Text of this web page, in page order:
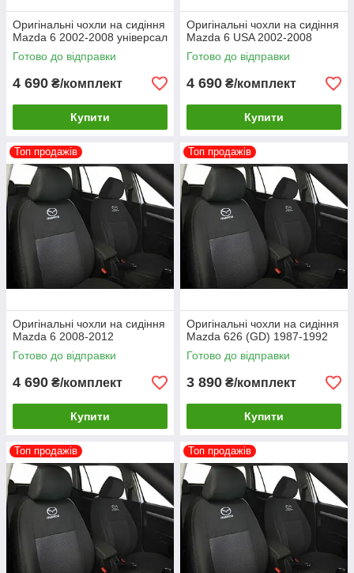
Оригінальні чохли на сидіння
Mazda 6 2002-2008 універсал
Готово до відправки
4 690 ₴/комплект
Купити
Оригінальні чохли на сидіння
Mazda 6 USA 2002-2008
Готово до відправки
4 690 ₴/комплект
Купити
Топ продажів
Оригінальні чохли на сидіння
Mazda 6 2008-2012
Готово до відправки
4 690 ₴/комплект
Купити
Топ продажів
Оригінальні чохли на сидіння
Mazda 626 (GD) 1987-1992
Готово до відправки
3 890 ₴/комплект
Купити
Топ продажів Топ продажів